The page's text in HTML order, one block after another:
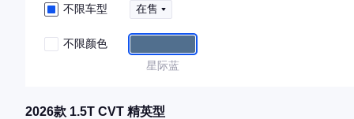
不限车型 在售
不限颜色
星际蓝
2026款 1.5T CVT 精英型